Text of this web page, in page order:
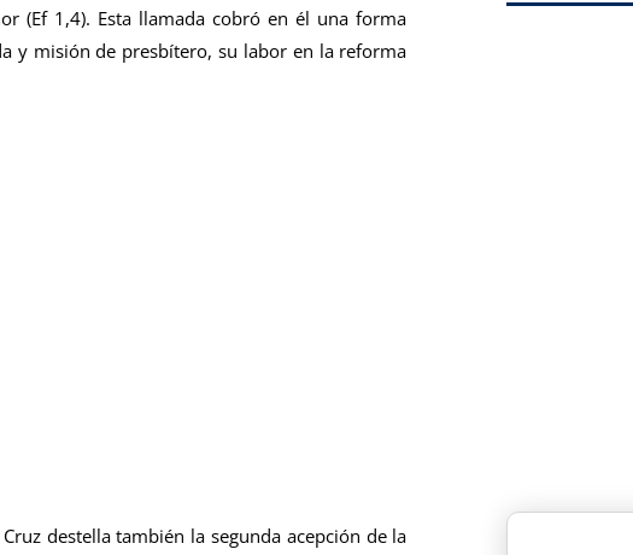
(Ef 1,4). Esta llamada cobró en él una forma
y misión de presbítero, su labor en la reforma
destella también la segunda acepción de la